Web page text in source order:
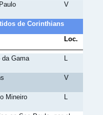
V
de Corinthians
Loc.
da Gama L
V
Mineiro L